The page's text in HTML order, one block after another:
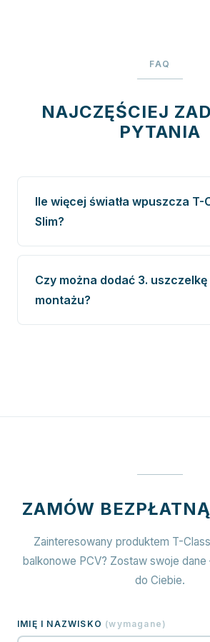
FAQ
NAJCZĘŚCIEJ
PYTANIA
Ile więcej światła wpuszcza T-
Slim?
Czy można dodać 3. uszczelkę
montażu?
ZAMÓW
Zainteresowany produktem T-
balkonowe PCV? Zostaw swoje
do Ciebie.
IMIĘ I NAZWISKO (wymagane )